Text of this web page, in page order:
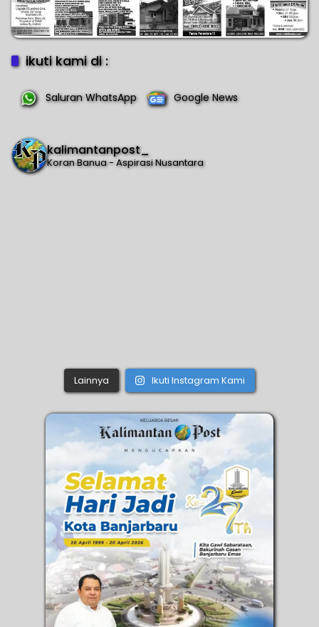
ikuti kami di :
Saluran WhatsApp Google News
kalimantanpost_
Koran Banua - Aspirasi Nusantara
Lainnya Ikuti Instagram Kami